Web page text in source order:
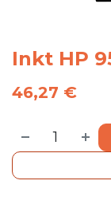
Inkt HP
46,27 €